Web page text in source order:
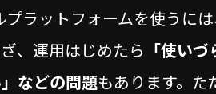
ラットフォームを使うに
、運用はじめたら 「使い
などの問題もあります。